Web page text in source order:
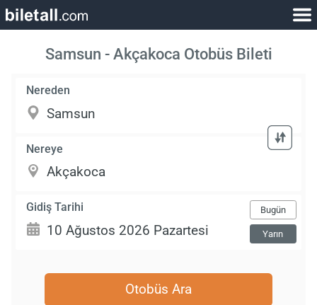
Samsun - Akçakoca Otobüs Bileti
Nereden
Nereye
Gidiş Tarihi Bugün
Yarın
Otobüs Ara